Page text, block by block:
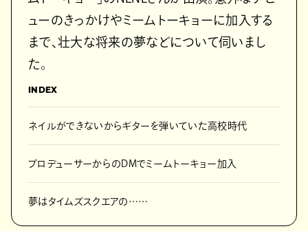
ューのきっかけやミームトーキョーに加入する
まで、壮大な将来の夢などについて伺いまし
た。
INDEX
ネイルができないからギターを弾いていた高校時代
プロデューサーからのDMでミームトーキョー加入
夢はタイムズスクエアの……